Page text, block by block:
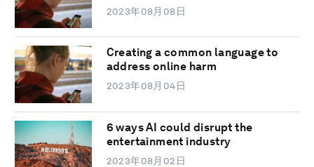
2023年08月08日
Creating a common language to
address online harm
2023年08月04日
6 ways AI could disrupt the
entertainment industry
2023年08月02日